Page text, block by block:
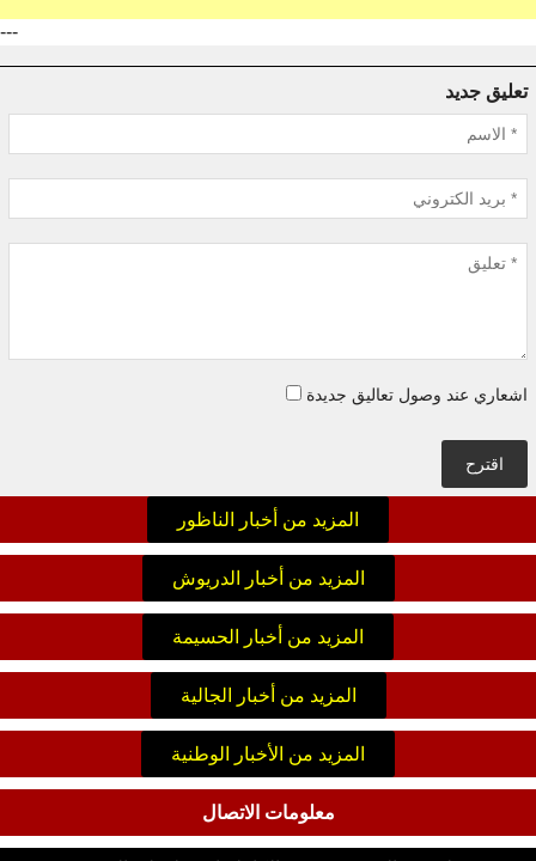
---
تعليق جديد
اشعاري عند وصول تعاليق جديدة
اقترح
المزيد من أخبار الناظور
المزيد من أخبار الدريوش
المزيد من أخبار الحسيمة
المزيد من أخبار الجالية
المزيد من الأخبار الوطنية
معلومات الاتصال